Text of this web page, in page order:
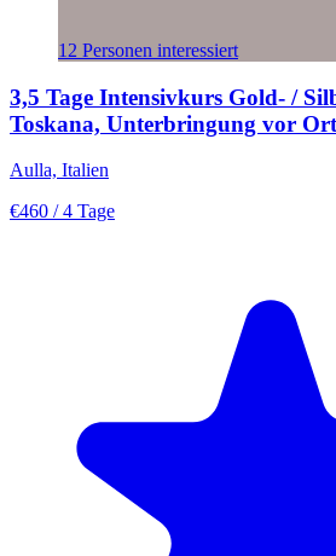
12 Personen interessiert
3,5 Tage Intensivkurs Gold- /
Toskana, Unterbringung vor
Aulla, Italien
€460 / 4 Tage